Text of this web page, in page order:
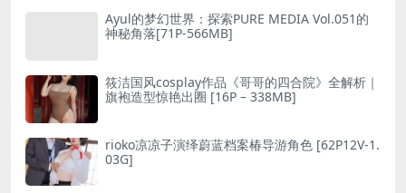
Ayul的梦幻世界：探索PURE MEDIA Vol.051的
神秘角落[71P-566MB]
筱洁国风cosplay作品《哥哥的四合院》全解析｜
旗袍造型惊艳出圈 [16P – 338MB]
rioko凉凉子演绎蔚蓝档案椿导游角色 [62P12V-1.
03G]